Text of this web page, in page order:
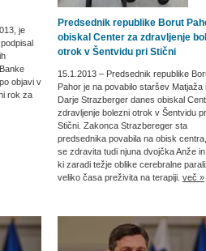
je
objavi v
rok za
Predsednik republike Borut
obiskal Center za zdravljenje
otrok v Šentvidu pri Stični
15.1.2013 – Predsednik republike
Pahor je na povabilo staršev Matjaža
Darje Strazberger danes obiskal
zdravljenje bolezni otrok v Šentvidu
Stični. Zakonca Strazbereger sta
predsednika povabila na obisk
se zdravita tudi njuna dvojčka Anže
ki zaradi težje oblike cerebralne
veliko časa preživita na terapiji. več »